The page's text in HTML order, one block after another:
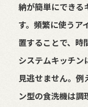
納が簡単にできる
す。頻繁に使うア
置することで、時
システムキッチン
見逃せません。例
ン型の食洗機は調